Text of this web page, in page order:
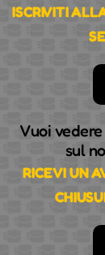
ISCRIVITI
Vuoi
sul
RICEVI UN